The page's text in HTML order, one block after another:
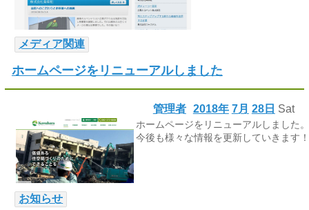
メディア関連
ホームページをリニューアルしました
2018年 7月 28日 Sat
管理者
ホームページをリニューアルしました
今後も様々な情報を更新していきます
お知らせ